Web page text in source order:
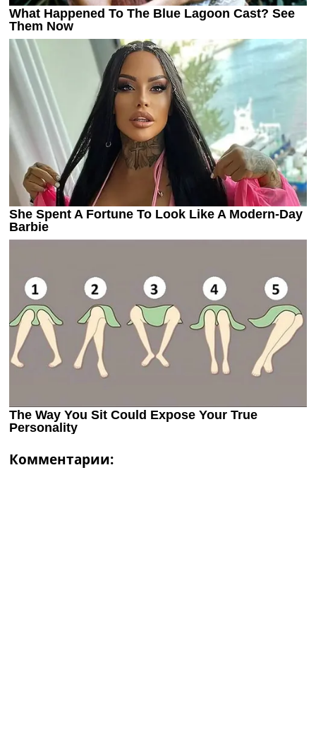
Комментарии: